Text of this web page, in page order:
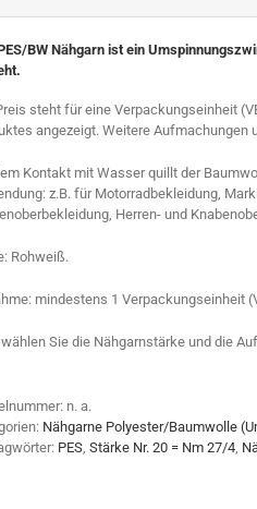
BW Nähgarn ist ein
steht für eine Verpackungseinheit
angezeigt. Weitere Aufmachungen
Kontakt mit Wasser quillt der
z.B. für Motorradbekleidung,
Herren- und
Rohweiß.
mindestens 1 Verpackungseinheit
Sie die Nähgarnstärke und die
n. a.
Nähgarne Polyester/Baumwolle
PES, Stärke Nr. 20 = Nm 27/4,